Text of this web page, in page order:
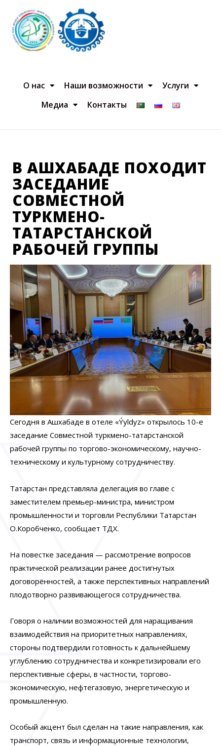
О нас Наши возможности
Услуги
Медиа
Контакты
В АШХАБАДЕ ПОХОДИТ
ЗАСЕДАНИЕ
СОВМЕСТНОЙ
ТУРКМЕНО-
ТАТАРСТАНСКОЙ
РАБОЧЕЙ ГРУППЫ
Сегодня в Ашхабаде в отеле «Ýyldyz» открылось 10-е
заседание Совместной туркмено-татарстанской
рабочей группы по торгово-экономическому, научно-
техническому и культурному сотрудничеству.
Татарстан представляла делегация во главе с
заместителем премьер-министра, министром
промышленности и торговли Республики Татарстан
О.Коробченко, сообщает ТДХ.
На повестке заседания — рассмотрение вопросов
практической реализации ранее достигнутых
договорённостей, а также перспективных направлений
плодотворно развивающегося сотрудничества.
Говоря о наличии возможностей для наращивания
взаимодействия на приоритетных направлениях,
стороны подтвердили готовность к дальнейшему
углублению сотрудничества и конкретизировали его
перспективные сферы, в частности, торгово-
экономическую, нефтегазовую, энергетическую и
промышленную.
Особый акцент был сделан на такие направления, как
транспорт, связь и информационные технологии,